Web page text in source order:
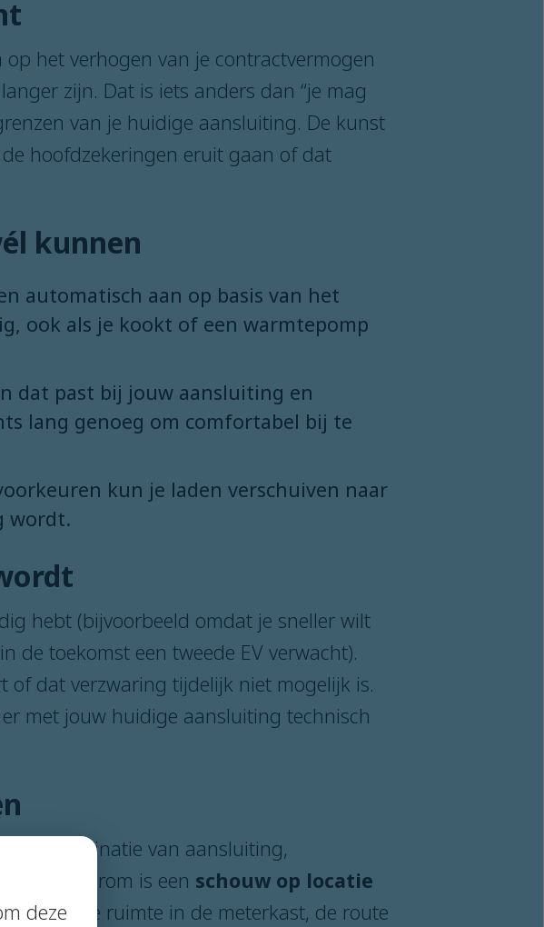
het verhogen van je contractvermogen
zijn. Dat is iets anders dan “je mag
van je huidige aansluiting. De kunst
hoofdzekeringen eruit gaan of dat
kunnen
automatisch aan op basis van het
ook als je kookt of een warmtepomp
dat past bij jouw aansluiting en
lang genoeg om comfortabel bij te
kun je laden verschuiven naar
wordt.
hebt (bijvoorbeeld omdat je sneller wilt
de toekomst een tweede EV verwacht).
dat verzwaring tijdelijk niet mogelijk is.
met jouw huidige aansluiting technisch
een combinatie van aansluiting,
Daarom is een schouw op locatie
ruimte in de meterkast, de route
deze